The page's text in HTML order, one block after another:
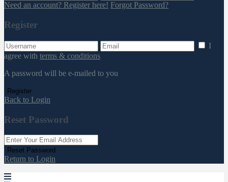
Need an account? Register here! Forgot Password?
Register
I
agree with terms & conditions
A password will be e-mailed to you
Register
Back to Login
Reset Password
Reset Password
Return to Login